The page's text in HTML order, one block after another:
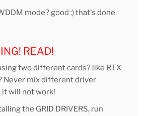
mode? good :) that's done.
READ!
two different cards? like RTX
Never mix different driver
it will not work!
the GRID DRIVERS, run